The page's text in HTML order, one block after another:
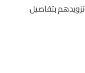
بتفاصيل